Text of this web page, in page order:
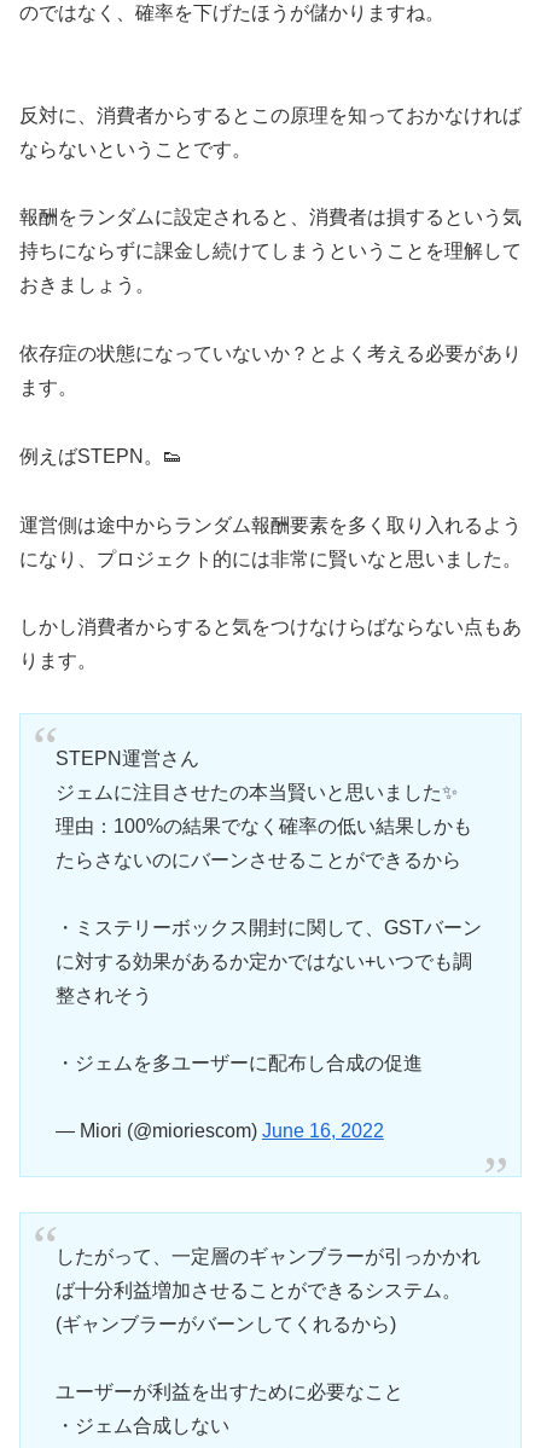
のではなく、確率を下げたほうが儲かりますね。
反対に、消費者からするとこの原理を知っておかなければ
ならないということです。
報酬をランダムに設定されると、消費者は損するという気
持ちにならずに課金し続けてしまうということを理解して
おきましょう。
依存症の状態になっていないか？とよく考える必要があり
ます。
例えばSTEPN。👟
運営側は途中からランダム報酬要素を多く取り入れるよう
になり、プロジェクト的には非常に賢いなと思いました。
しかし消費者からすると気をつけなけらばならない点もあ
ります。
STEPN運営さん
ジェムに注目させたの本当賢いと思いました✨
理由：100%の結果でなく確率の低い結果しかも
たらさないのにバーンさせることができるから
・ミステリーボックス開封に関して、GSTバーン
に対する効果があるか定かではない+いつでも調
整されそう
・ジェムを多ユーザーに配布し合成の促進
— Miori (@mioriescom) June 16, 2022
したがって、一定層のギャンブラーが引っかかれ
ば十分利益増加させることができるシステム。
(ギャンブラーがバーンしてくれるから)
ユーザーが利益を出すために必要なこと
・ジェム合成しない